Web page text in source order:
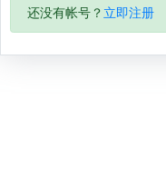
还没有帐号？ 立即注册